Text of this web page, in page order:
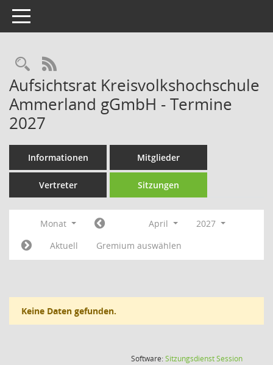
Toggle navigation
Rechercheauswahl
RSS-Feed
Aufsichtsrat Kreisvolkshochschule
Ammerland gGmbH - Termine
2027
Informationen Mitglieder
Vertreter Sitzungen
Monat April
2027
Aktuell
Gremium auswählen
Keine Daten gefunden.
Software:SitzungsdienstSession(Wird in